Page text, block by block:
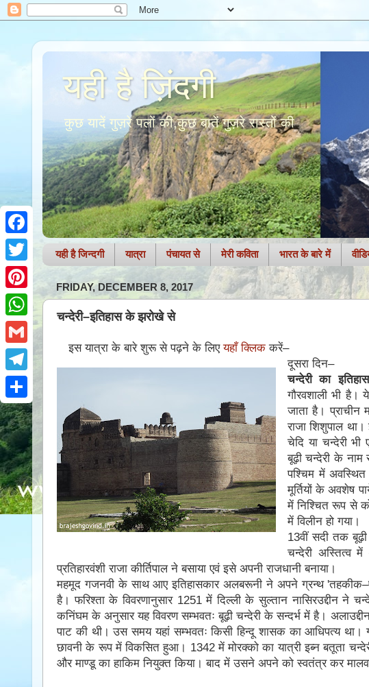
यही है ज़िंदगी
कुछ यादें गुज़रे पलों की,कुछ बातें गुज़रे रास्तों की
यही है जिन्दगी यात्रा पंचायत से मेरी कविता भारत के बारे में
FRIDAY, DECEMBER 8, 2017
चन्देरी–इतिहास के झरोखे से
इस यात्रा के बारे शुरू से पढ़ने के लिएयहाँ क्लिककरें–
दूसरा दिन–
चन्देरी का
गौरवशाली भी
जाता है। प्राचीन
राजा शिशुपाल था।
चेदि या चन्देरी
बूढ़ी चन्देरी के नाम
पश्चिम में
मूर्तियों के अवशेष
में निश्चित रूप से
में विलीन हो गया।
13वीं सदी तक बूढ़ी
चन्देरी अस्तित्व
प्रतिहारवंशी राजा कीर्तिपाल ने बसाया एवं इसे अपनी राजधानी बनाया।
महमूद गजनवी के साथ आए इतिहासकार अलबरूनी ने अपने ग्रन्थ
है। फरिश्ता के विवरणानुसार 1251 में दिल्ली के सुल्तान नासिरउद्दीन ने
कनिंघम के अनुसार यह विवरण सम्भवतः बूढ़ी चन्देरी के सन्दर्भ में है।
पाट की थी। उस समय यहां सम्भवतः किसी हिन्दू शासक का आधिपत्य
छावनी के रूप में विकसित हुआ। 1342 में मोरक्को का यात्री इब्न बतूता
और माण्डू का हाकिम नियुक्त किया। बाद में उसने अपने को स्वतंत्र कर मालवा
F
a
c
e
b
o
o
k
T
w
i
e
r
P
i
n
e
r
e
s
t
W
h
a
s
A
p
p
G
m
a
i
l
T
e
l
e
g
r
a
S
h
a
r
e